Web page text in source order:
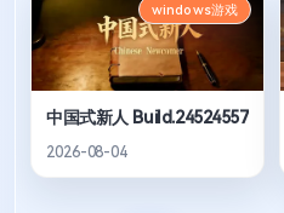
windows游戏
中国式新人 Build.24524557
2026-08-04